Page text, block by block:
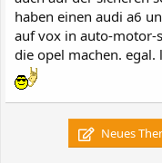
haben einen audi a6
auf vox in auto-motor-
die opel machen.
Neues